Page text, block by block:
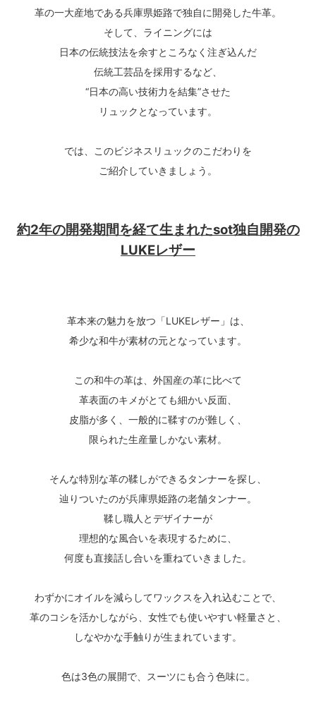
革の一大産地である兵庫県姫路で独自に開発した牛革。
そして、ライニングには
日本の伝統技法を余すところなく注ぎ込んだ
伝統工芸品を採用するなど、
“日本の高い技術力を結集”させた
リュックとなっています。
では、このビジネスリュックのこだわりを
ご紹介していきましょう。
約2年の開発期間を経て生まれたsot独自開発の
LUKEレザー
革本来の魅力を放つ「LUKEレザー」は、
希少な和牛が素材の元となっています。
この和牛の革は、外国産の革に比べて
革表面のキメがとても細かい反面、
皮脂が多く、一般的に鞣すのが難しく、
限られた生産量しかない素材。
そんな特別な革の鞣しができるタンナーを探し、
辿りついたのが兵庫県姫路の老舗タンナー。
鞣し職人とデザイナーが
理想的な風合いを表現するために、
何度も直接話し合いを重ねていきました。
わずかにオイルを減らしてワックスを入れ込むことで、
革のコシを活かしながら、女性でも使いやすい軽量さと、
しなやかな手触りが生まれています。
色は3色の展開で、スーツにも合う色味に。